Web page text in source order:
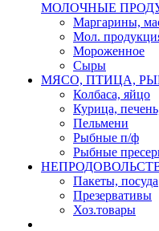
МОЛОЧНЫЕ
Маргарины,
Мол.
Мороженное
Сыры
МЯСО, ПТИЦА,
Колбаса, яйцо
Курица,
Пельмени
Рыбные п/ф
Рыбные
Пакеты, посуда
Презервативы
Хоз.товары